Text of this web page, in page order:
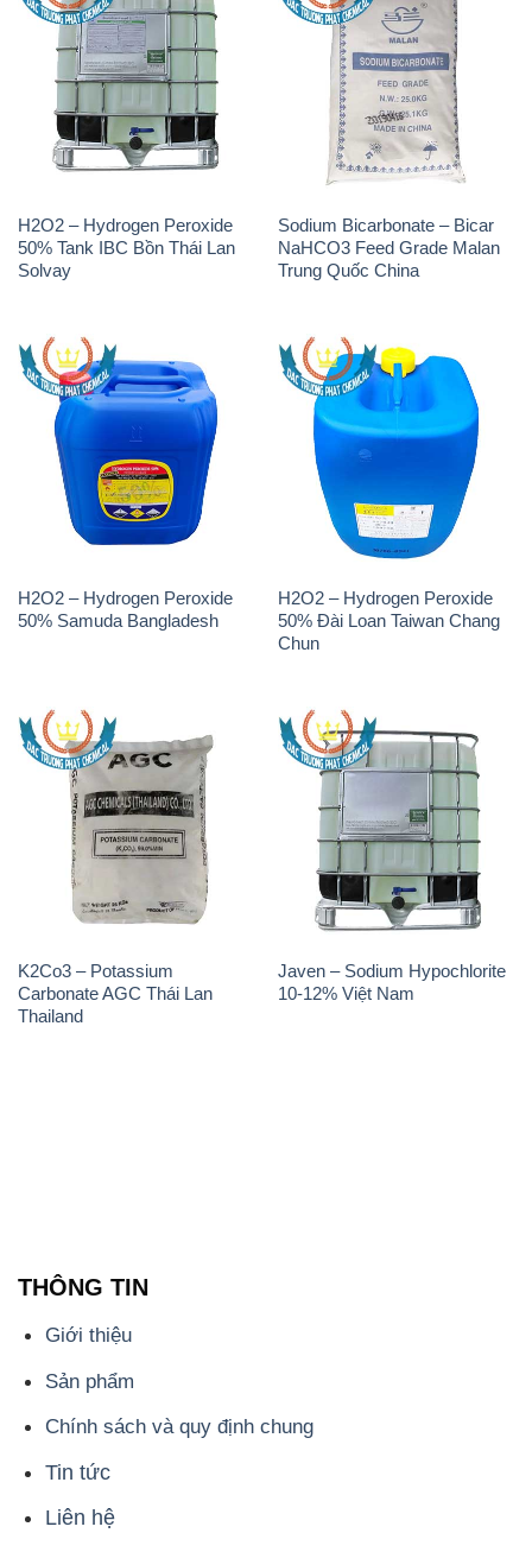
H2O2 – Hydrogen Peroxide
50% Tank IBC Bồn Thái Lan
Solvay
Sodium Bicarbonate – Bicar
NaHCO3 Feed Grade Malan
Trung Quốc China
H2O2 – Hydrogen Peroxide
50% Samuda Bangladesh
H2O2 – Hydrogen Peroxide
50% Đài Loan Taiwan Chang
Chun
K2Co3 – Potassium
Carbonate AGC Thái Lan
Thailand
Javen – Sodium Hypochlorite
10-12% Việt Nam
THÔNG TIN
Giới thiệu
Sản phẩm
Chính sách và quy định chung
Tin tức
Liên hệ